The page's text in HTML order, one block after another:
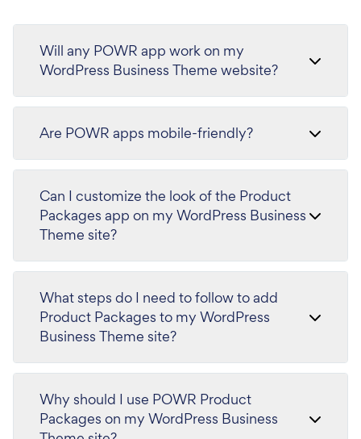
Will any POWR app work on my
WordPress Business Theme website?
Are POWR apps mobile-friendly?
Can I customize the look of the Product
Packages app on my WordPress Business
Theme site?
What steps do I need to follow to add
Product Packages to my WordPress
Business Theme site?
Why should I use POWR Product
Packages on my WordPress Business